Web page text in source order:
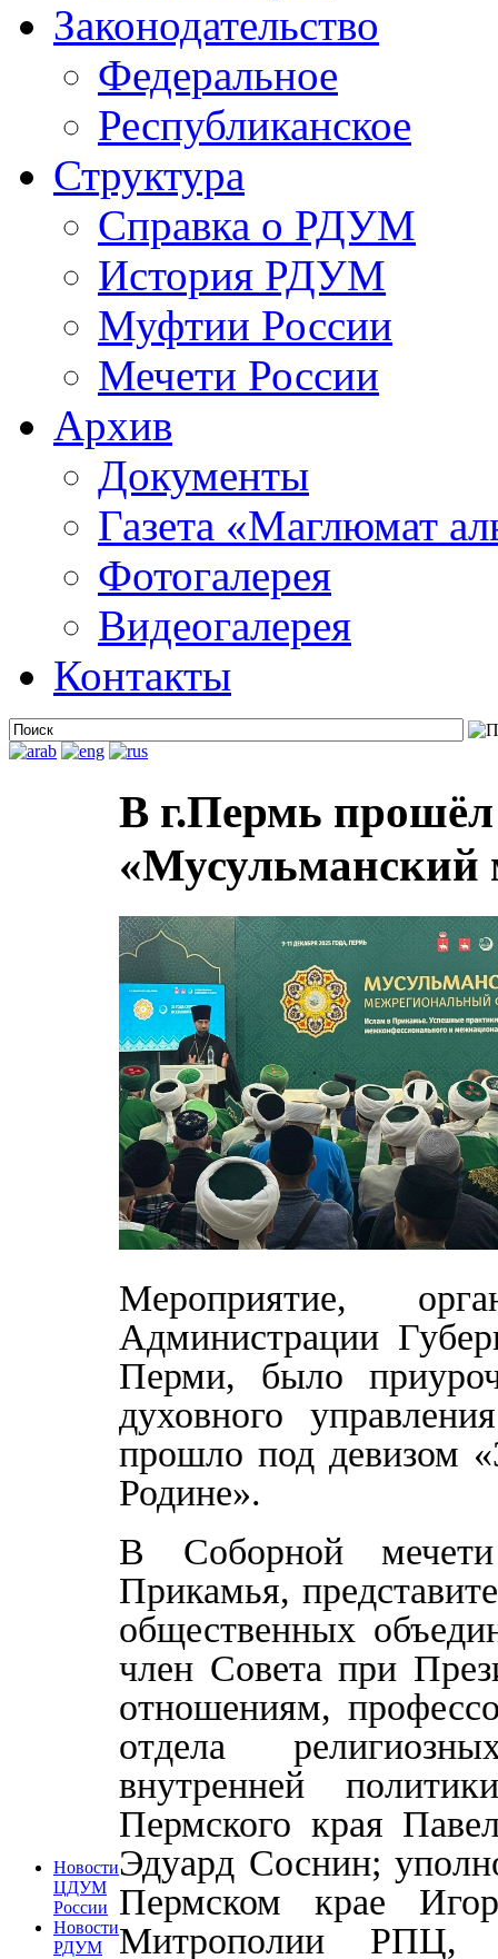
Законодательство
Федеральное
Республиканское
Структура
Справка о РДУМ
История РДУМ
Муфтии России
Мечети России
Архив
Документы
Газета «Маглюмат
Фотогалерея
Видеогалерея
Контакты
Новости
ЦДУМ
России
Новости
РДУМ
В г.Пермь
«Мусульманский
Мероприятие,
Администрации
Перми, было
духовного
прошло под девизом
Родине».
В Соборной
Прикамья,
общественных
член Совета при
отношениям,
отдела
внутренней
Пермского края
Эдуард Соснин;
Пермском крае
Митрополии РПЦ,